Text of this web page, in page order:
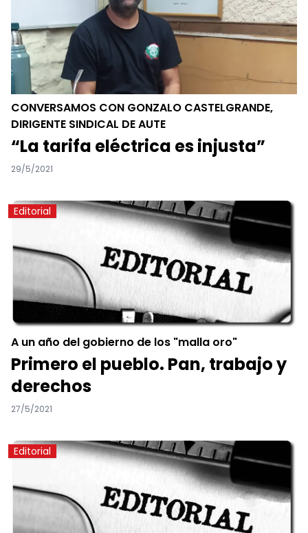
CONVERSAMOS CON GONZALO CASTELGRANDE,
DIRIGENTE SINDICAL DE AUTE
“La tarifa eléctrica es injusta”
29/5/2021
Editorial
A un año del gobierno de los "malla oro"
Primero el pueblo. Pan, trabajo y
derechos
27/5/2021
Editorial